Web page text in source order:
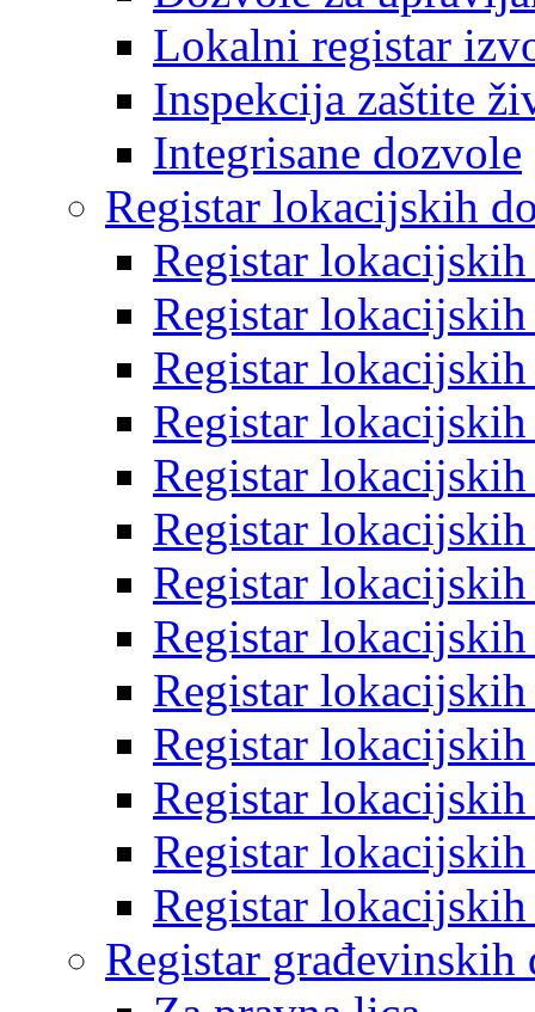
Lokalni registar
Inspekcija zaštite
Integrisane dozvole
Registar lokacijskih
Registar
Registar
Registar
Registar
Registar
Registar
Registar
Registar
Registar
Registar
Registar
Registar
Registar
Registar građevinskih